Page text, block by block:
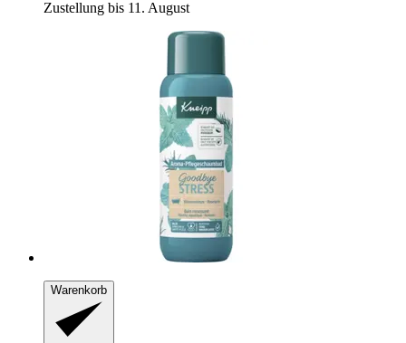
Zustellung bis 11. August
Warenkorb